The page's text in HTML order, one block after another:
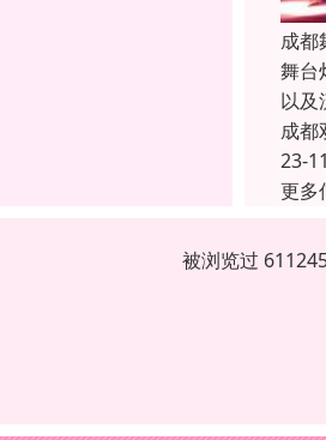
成都
舞台
以及
成都
23-
更多
被浏览过